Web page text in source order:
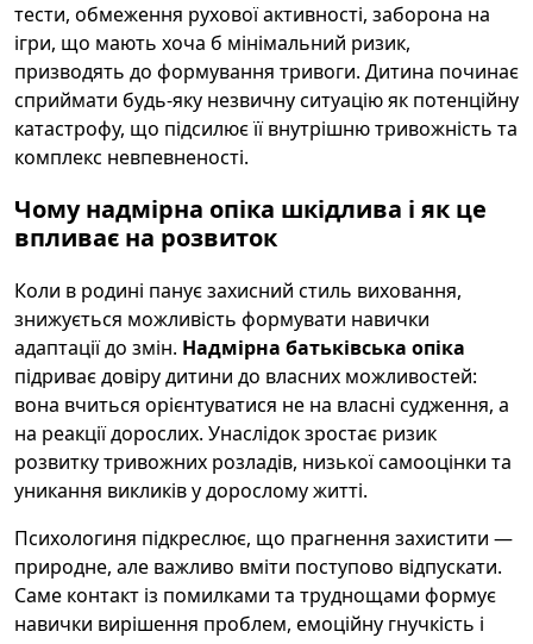
тести, обмеження рухової активності, заборона на
ігри, що мають хоча б мінімальний ризик,
призводять до формування тривоги. Дитина починає
сприймати будь-яку незвичну ситуацію як потенційну
катастрофу, що підсилює її внутрішню тривожність та
комплекс невпевненості.
Чому надмірна опіка шкідлива і як це
впливає на розвиток
Коли в родині панує захисний стиль виховання,
знижується можливість формувати навички
адаптації до змін. Надмірна батьківська опіка
підриває довіру дитини до власних можливостей:
вона вчиться орієнтуватися не на власні судження, а
на реакції дорослих. Унаслідок зростає ризик
розвитку тривожних розладів, низької самооцінки та
уникання викликів у дорослому житті.
Психологиня підкреслює, що прагнення захистити —
природне, але важливо вміти поступово відпускати.
Саме контакт із помилками та труднощами формує
навички вирішення проблем, емоційну гнучкість і